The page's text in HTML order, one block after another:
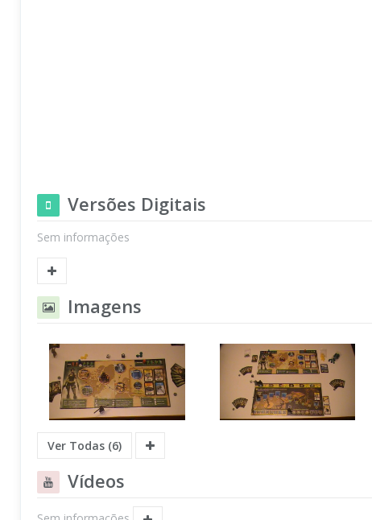
Versões Digitais
Sem informações
Imagens
Ver Todas (6)
Vídeos